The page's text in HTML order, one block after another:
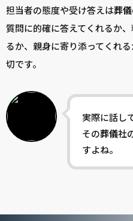
担当者の態度や受け答えは葬儀
質問に的確に答えてくれるか
るか、親身に寄り添ってくれ
切です。
実際に話し
その葬儀社
すよね。